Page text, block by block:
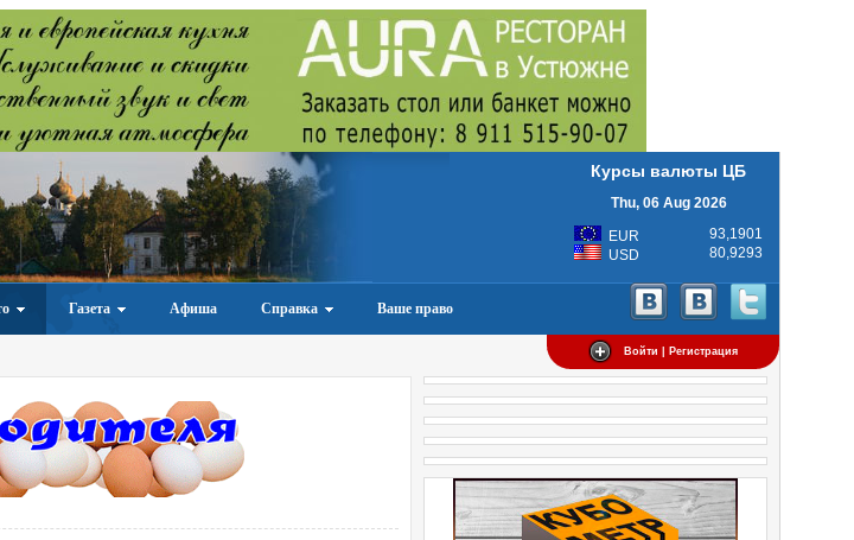
Курсы валюты ЦБ
Thu, 06 Aug 2026
EUR
93,1901
USD
80,9293
Газета Афиша Справка Ваше право
Войти | Регистрация